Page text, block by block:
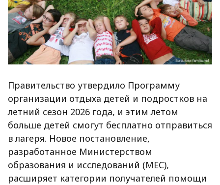
Правительство утвердило Программу
организации отдыха детей и подростков на
летний сезон 2026 года, и этим летом
больше детей смогут бесплатно отправиться
в лагеря. Новое постановление,
разработанное Министерством
образования и исследований (MEC),
расширяет категории получателей помощи